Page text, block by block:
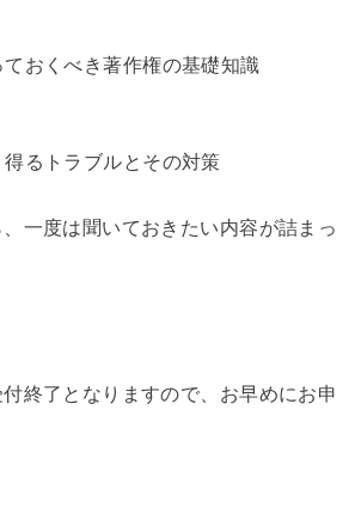
おくべき著作権の基礎知識
るトラブルとその対策
一度は聞いておきたい内容が詰まっ
終了となりますので、お早めにお申